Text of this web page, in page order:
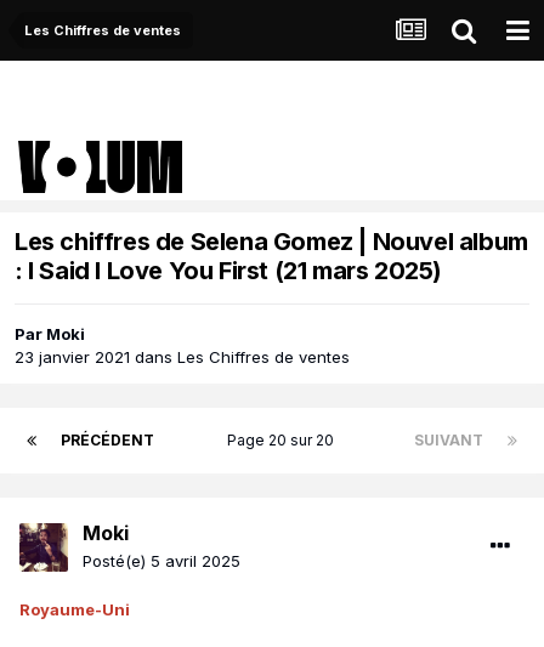
Les Chiffres de ventes
Les chiffres de Selena Gomez | Nouvel album
: I Said I Love You First (21 mars 2025)
Par Moki
23 janvier 2021 dans Les Chiffres de ventes
PRÉCÉDENT SUIVANT
Page 20 sur 20
Moki
Posté(e) 5 avril 2025
Royaume-Uni